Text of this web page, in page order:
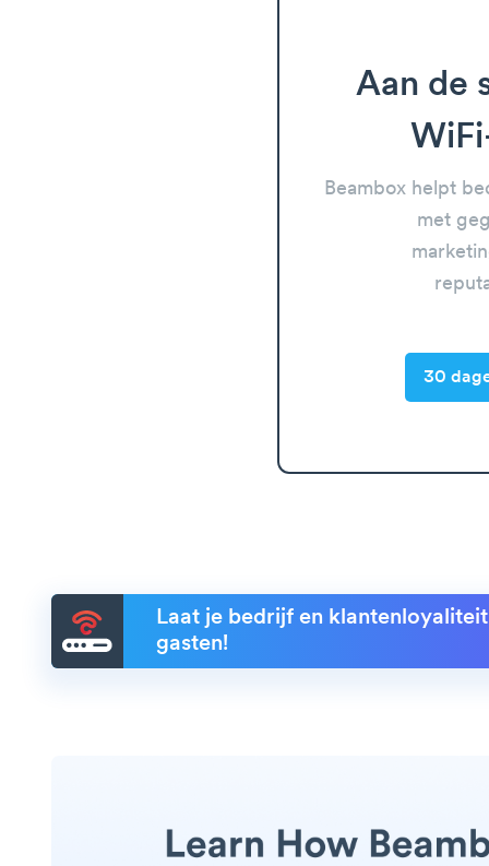
Aan de
Beambox helpt
met
30
Laat je bedrijf en
gasten!